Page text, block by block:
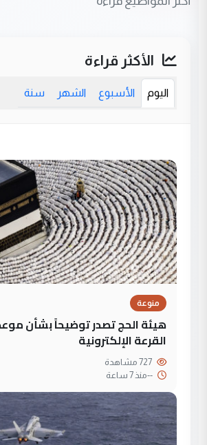
الأكثر قراءة
اليوم الأسبوع الشهر سنة
منوعة
هيئة الحج تصدر توضيحاً بشأن
القرعة الإلكترونية
--منذ 7 ساعة